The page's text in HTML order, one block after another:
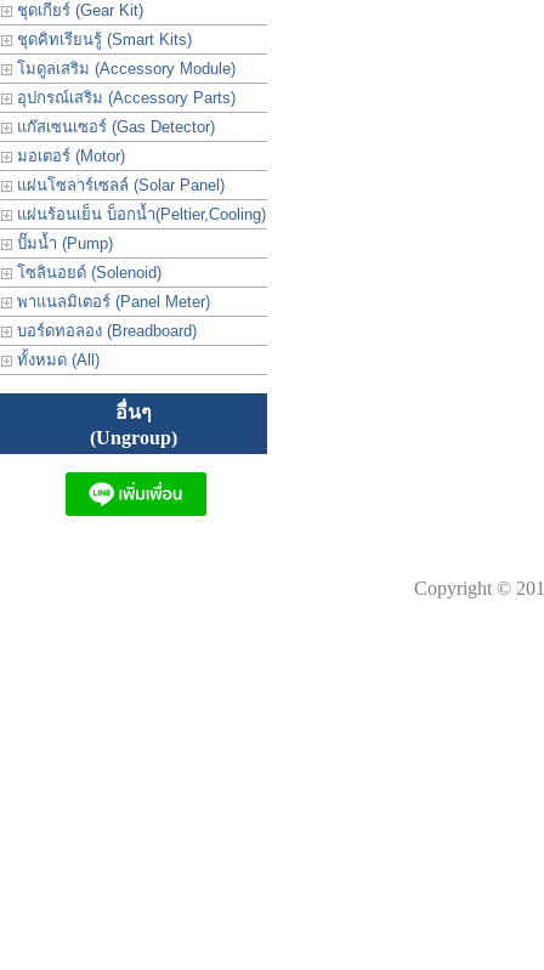
ชุดเกียร์ (Gear Kit)
ชุดคิทเรียนรู้ (Smart Kits)
โมดูลเสริม (Accessory Module)
อุปกรณ์เสริม (Accessory Parts)
แก๊สเซนเซอร์ (Gas Detector)
มอเตอร์ (Motor)
แผ่นโซลาร์เซลล์ (Solar Panel)
แผ่นร้อนเย็น บ็อกน้ำ(Peltier,Cooling)
ปั๊มน้ำ (Pump)
โซลินอยด์ (Solenoid)
พาแนลมิเตอร์ (Panel Meter)
บอร์ดทอลอง (Breadboard)
ทั้งหมด (All)
อื่นๆ
(Ungroup)
Copyright ©